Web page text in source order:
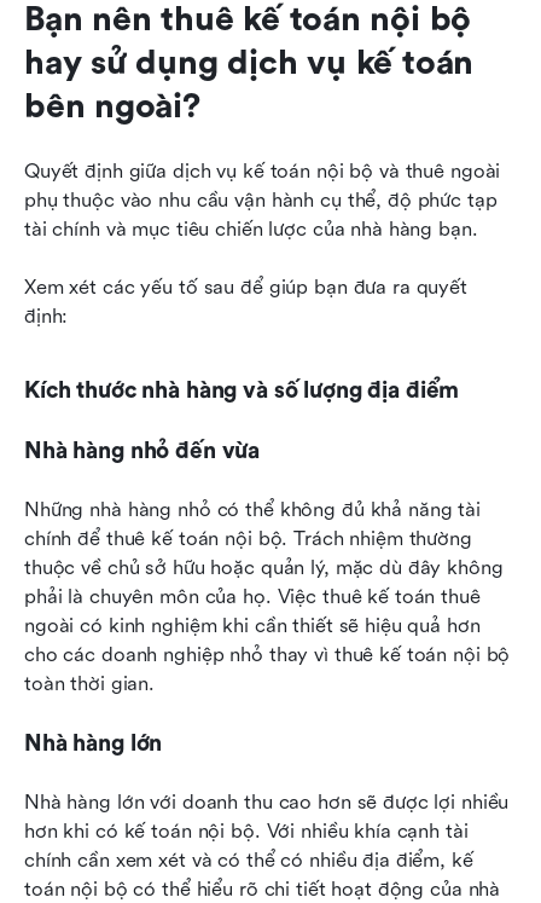
Bạn nên thuê kế toán nội bộ
hay sử dụng dịch vụ kế toán
bên ngoài?
Quyết định giữa dịch vụ kế toán nội bộ và thuê ngoài
phụ thuộc vào nhu cầu vận hành cụ thể, độ phức tạp
tài chính và mục tiêu chiến lược của nhà hàng bạn.
Xem xét các yếu tố sau để giúp bạn đưa ra quyết
định:
Kích thước nhà hàng và số lượng địa điểm
Nhà hàng nhỏ đến vừa
Những nhà hàng nhỏ có thể không đủ khả năng tài
chính để thuê kế toán nội bộ. Trách nhiệm thường
thuộc về chủ sở hữu hoặc quản lý, mặc dù đây không
phải là chuyên môn của họ. Việc thuê kế toán thuê
ngoài có kinh nghiệm khi cần thiết sẽ hiệu quả hơn
cho các doanh nghiệp nhỏ thay vì thuê kế toán nội bộ
toàn thời gian.
Nhà hàng lớn
Nhà hàng lớn với doanh thu cao hơn sẽ được lợi nhiều
hơn khi có kế toán nội bộ. Với nhiều khía cạnh tài
chính cần xem xét và có thể có nhiều địa điểm, kế
toán nội bộ có thể hiểu rõ chi tiết hoạt động của nhà